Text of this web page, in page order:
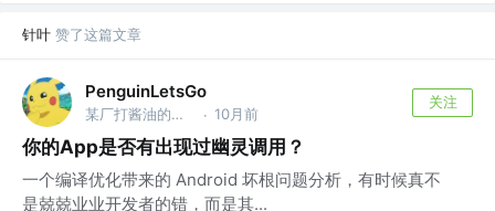
针叶 赞了这篇文章
PenguinLetsGo
某厂打酱油的，古法调试分析。 · 10月前
关注
你的App是否有出现过幽灵调用？
一个编译优化带来的 Android 坏根问题分析，有时候真不
是兢兢业业开发者的错，而是其...